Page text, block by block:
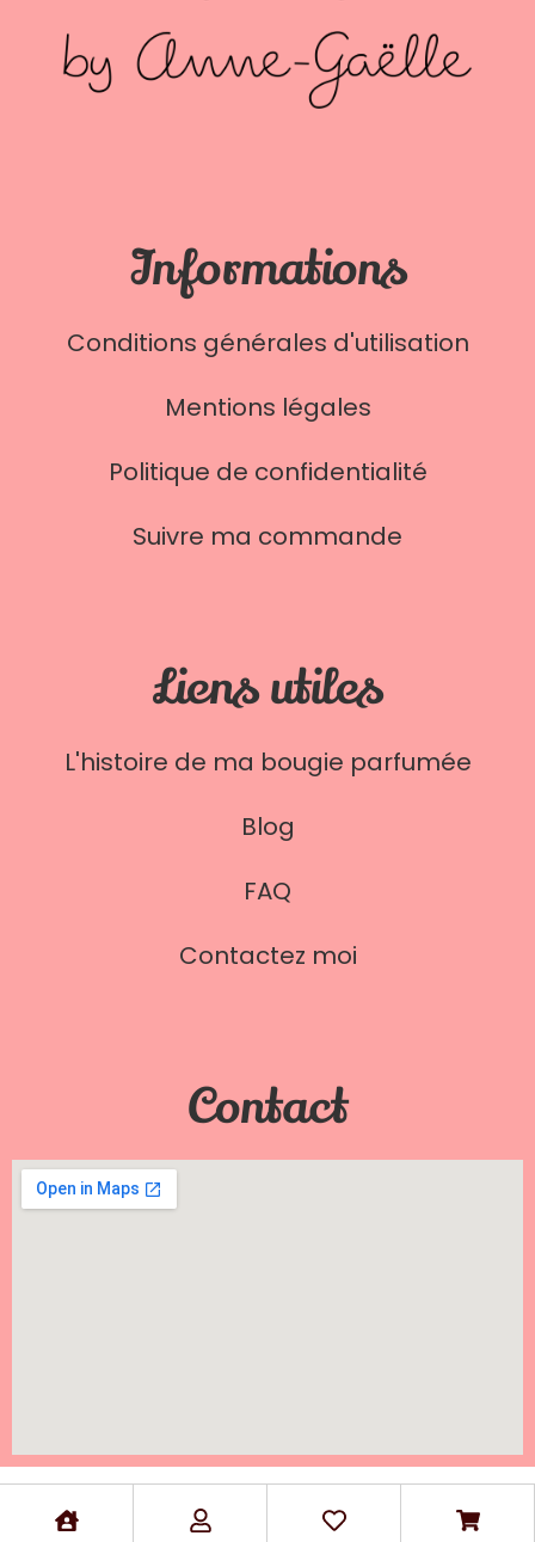
Informations
Conditions générales d'utilisation
Mentions légales
Politique de confidentialité
Suivre ma commande
Liens utiles
L'histoire de ma bougie parfumée
Blog
FAQ
Contactez moi
Contact